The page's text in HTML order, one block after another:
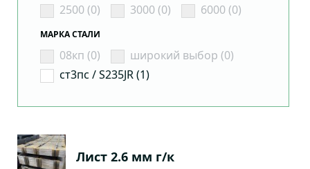
2500 (0)
3000 (0) 6000 (0)
МАРКА СТАЛИ
08кп (0)
широкий выбор (0)
ст3пс / S235JR (1)
Лист 2.6 мм г/к